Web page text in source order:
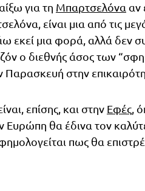
για τη Μπαρτσελόνα αν
είναι μια από τις
εκεί μια φορά, αλλά δεν
ο διεθνής άσος των
Παρασκευή στην
επίσης, και στην Εφές,
Ευρώπη θα έδινα τον
πως θα